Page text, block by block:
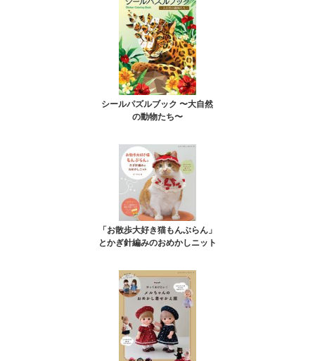
シールパズルブック 〜大自然
の動物たち〜
「お散歩大好き猫もんぶらん」
とかぎ針編みのおめかしニット